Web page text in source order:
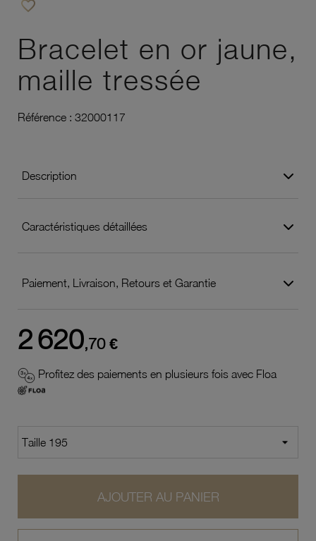
favorite_border
Bracelet en or jaune,
maille tressée
Référence : 32000117
Description
Caractéristiques détaillées
Paiement, Livraison, Retours et Garantie
2 620,70 €
Profitez des paiements en plusieurs fois avec Floa
AJOUTER AU PANIER